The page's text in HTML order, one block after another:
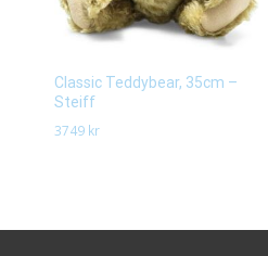
Classic Teddybear, 35cm –
Steiff
3749 kr